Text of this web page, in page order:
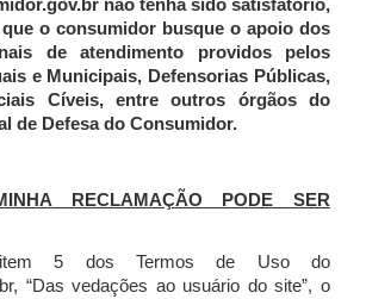
não tenha sido satisfatório,
o consumidor busque o apoio dos
de atendimento providos pelos
e Municipais, Defensorias Públicas,
Cíveis, entre outros órgãos do
de Defesa do Consumidor.
RECLAMAÇÃO PODE SER
5 dos Termos de Uso do
“Das vedações ao usuário do site”, o